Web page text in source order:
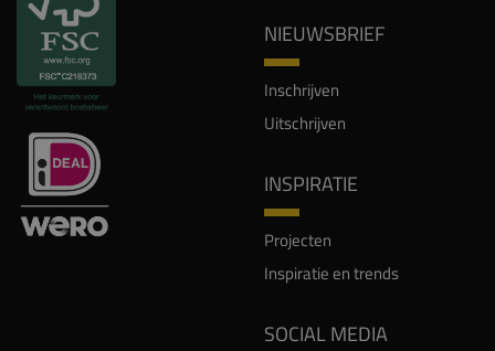
NIEUWSBRIEF
Inschrijven
Uitschrijven
INSPIRATIE
Projecten
Inspiratie en trends
SOCIAL MEDIA